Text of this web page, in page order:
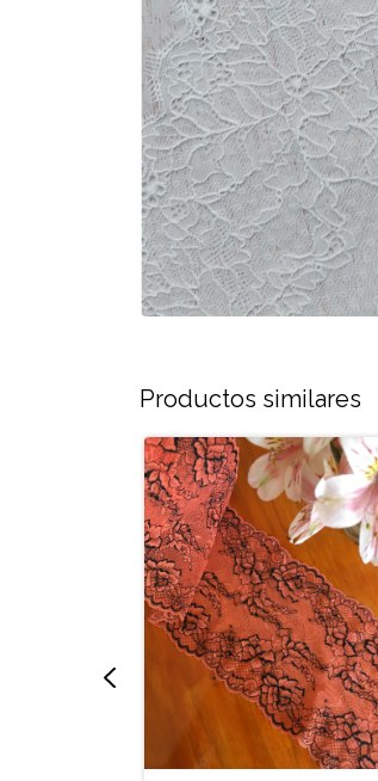
Productos similares